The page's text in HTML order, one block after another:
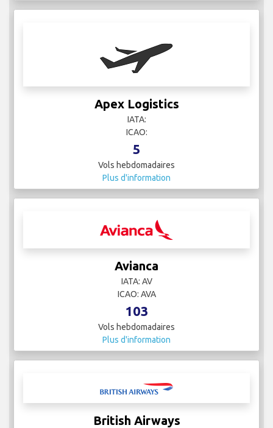
Apex Logistics
IATA:
ICAO:
5
Vols hebdomadaires
Plus d'information
Avianca
IATA: AV
ICAO: AVA
103
Vols hebdomadaires
Plus d'information
British Airways